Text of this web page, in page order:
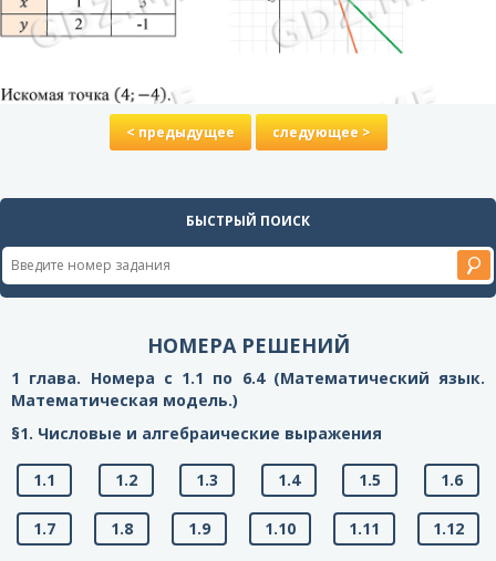
< предыдущее следующее >
БЫСТРЫЙ ПОИСК
НОМЕРА РЕШЕНИЙ
1 глава. Номера с 1.1 по 6.4 (Математический язык.
Математическая модель.)
§1. Числовые и алгебраические выражения
1.1 1.2 1.3 1.4 1.5 1.6
1.7 1.8 1.9 1.10 1.11 1.12